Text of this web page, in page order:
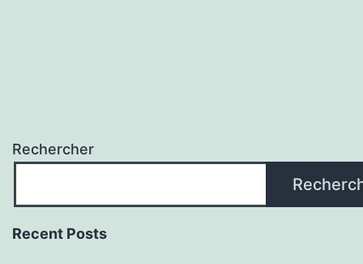
Rechercher
Recent Posts